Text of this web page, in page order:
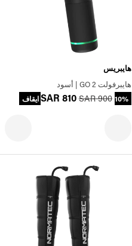
هايبريس
هايبرفولت GO 2 | أسود
SAR 810 SAR 900 10% ايقاف